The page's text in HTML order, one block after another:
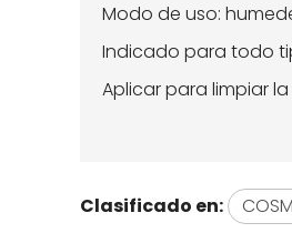
Modo de uso:
Indicado para todo
Aplicar para limpiar
Clasificado en: